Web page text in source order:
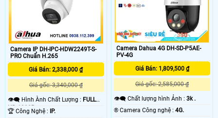
Camera IP DH-IPC-HDW2249T-S-
PRO Chuẩn H.265
Giá Bán: 2,338,000 ₫
Giá gốc: 3,340,000 ₫
👁️‍🗨 Hình Ành Chất Lượng : FULL
HD 1080P .
🏆 Công Nghệ :
IP.
Camera Dahua 4G DH-SD-P5AE-
PV-4G
Giá Bán: 1,809,500 ₫
Giá gốc: 2,585,000 ₫
👁️‍🗨 Chất lượng hình Ảnh :3k .
®️ Camera Công nghệ :4G.